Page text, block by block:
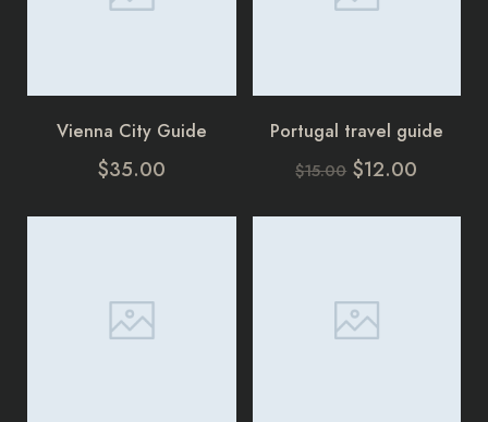
Vienna City Guide
$35.00
Portugal travel guide
$15.00 $12.00